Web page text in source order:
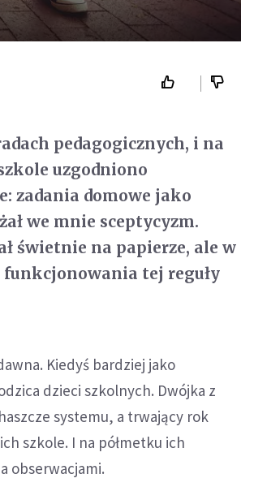
pedagogicznych, i na
uzgodniono
zadania domowe jako
we mnie sceptycyzm.
świetnie na papierze, ale w
funkcjonowania tej reguły
Kiedyś bardziej jako
dzieci szkolnych. Dwójka z
systemu, a trwający rok
szkole. I na półmetku ich
obserwacjami.